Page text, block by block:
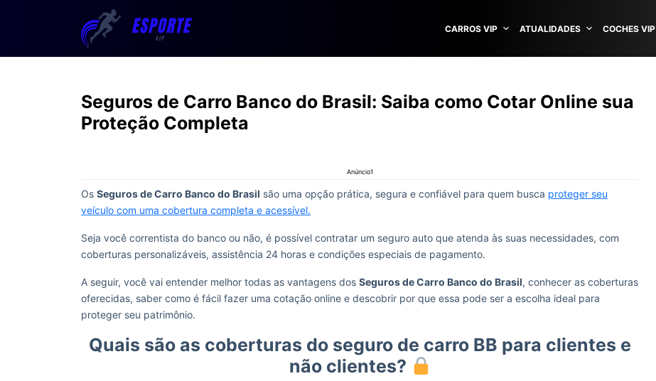
CARROS VIP ATUALIDADES COCHES VIP
Seguros de Carro Banco do Brasil: Saiba como Cotar Online sua
Proteção Completa
Anúncio1
Os Seguros de Carro Banco do Brasil são uma opção prática, segura e confiável para quem busca proteger seu
veículo com uma cobertura completa e acessível.
Seja você correntista do banco ou não, é possível contratar um seguro auto que atenda às suas necessidades, com
coberturas personalizáveis, assistência 24 horas e condições especiais de pagamento.
A seguir, você vai entender melhor todas as vantagens dos Seguros de Carro Banco do Brasil, conhecer as coberturas
oferecidas, saber como é fácil fazer uma cotação online e descobrir por que essa pode ser a escolha ideal para
proteger seu patrimônio.
Quais são as coberturas do seguro de carro BB para clientes e
não clientes?